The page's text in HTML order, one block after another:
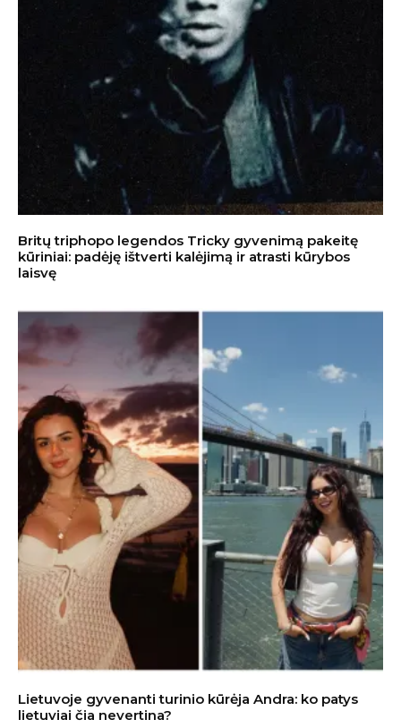
Britų triphopo legendos Tricky gyvenimą pakeitę
kūriniai: padėję ištverti kalėjimą ir atrasti kūrybos
laisvę
Lietuvoje gyvenanti turinio kūrėja Andra: ko patys
lietuviai čia nevertina?